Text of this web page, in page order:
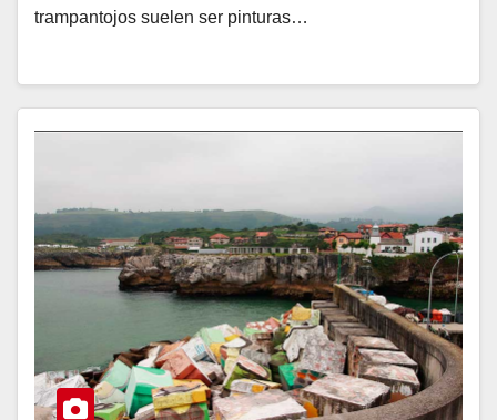
trampantojos suelen ser pinturas…